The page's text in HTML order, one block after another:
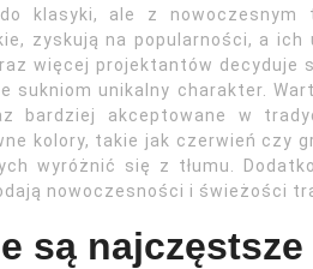
klasyki, ale z nowoczesnym
zyskują na popularności, a
więcej projektantów decyduje
sukniom unikalny charakter.
bardziej akceptowane w
kolory, takie jak czerwień czy
wyróżnić się z tłumu.
nowoczesności i świeżości
są